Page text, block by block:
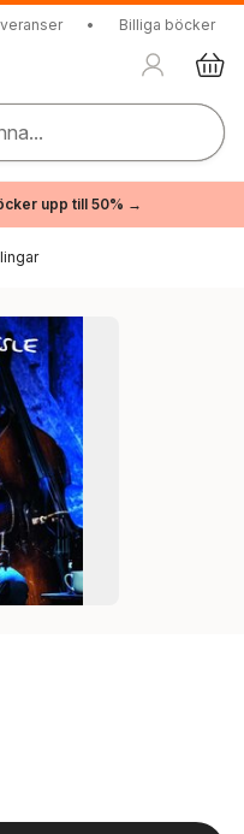
• Billiga böcker
upp till 50% →